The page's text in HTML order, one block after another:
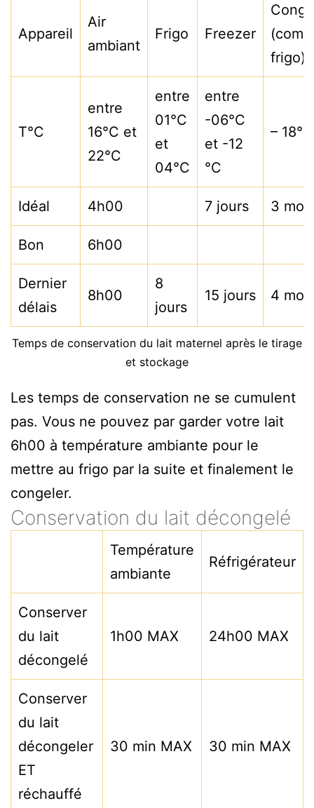
Appareil
Air
ambiant
Frigo Freezer
frigo)
T°C
entre
16°C et
22°C
entre
01°C
et
04°C
entre
-06°C
et -12
°C
– 18°C
Idéal 4h00 7 jours 3 mois
Bon 6h00
Dernier
délais
8h00
8
jours
15 jours 4 mois
Temps de conservation du lait maternel après le tirage
et stockage
Les temps de conservation ne se cumulent
pas. Vous ne pouvez par garder votre lait
6h00 à température ambiante pour le
mettre au frigo par la suite et finalement le
congeler.
Conservation du lait décongelé
Température
ambiante
Réfrigérateur
Conserver
du lait
décongelé
1h00 MAX 24h00 MAX
Conserver
du lait
décongeler
ET
réchauffé
30 min MAX 30 min MAX